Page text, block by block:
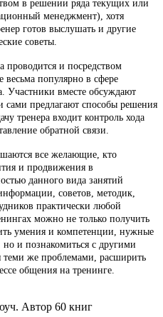
в решении ряда текущих или
менеджмент), хотя
готов выслушать и другие
советы.
проводится и посредством
популярно в сфере
Участники вместе обсуждают
предлагают способы решения
тренера входит контроль хода
обратной связи.
все желающие, кто
и продвижения в
данного вида занятий
советов, методик,
практически любой
можно не только получить
умения и компетенции, нужные
но и познакомиться с другими
же проблемами, расширить
общения на тренинге.
Автор 60 книг